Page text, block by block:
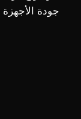
جودة الأجهزة